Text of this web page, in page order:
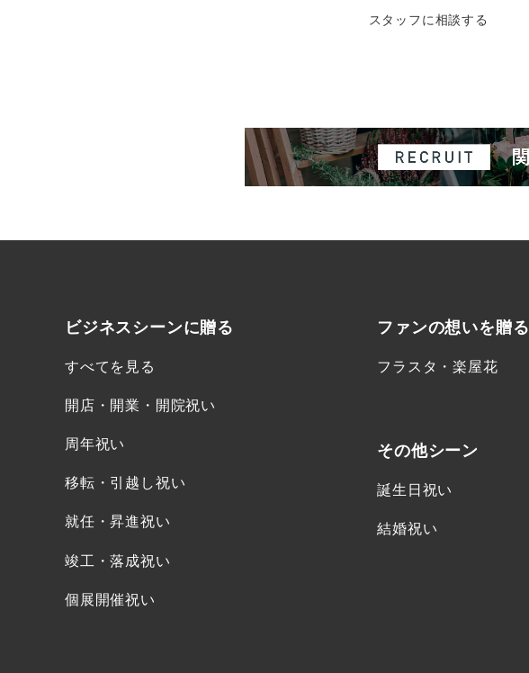
スタッフに相談する
ビジネスシーンに贈る
すべてを見る
開店・開業・開院祝い
周年祝い
移転・引越し祝い
就任・昇進祝い
竣工・落成祝い
個展開催祝い
ファンの想いを贈る
フラスタ・楽屋花
その他シーン
誕生日祝い
結婚祝い